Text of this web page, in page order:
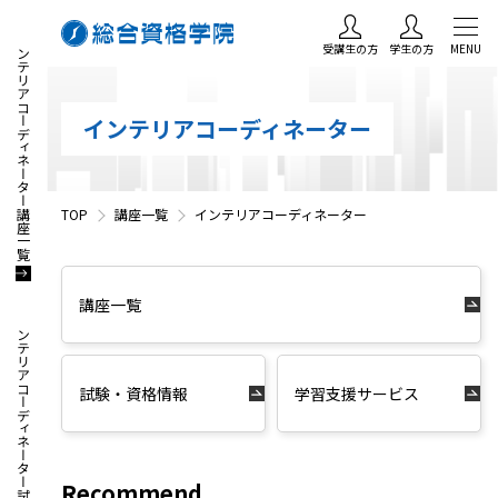
インテリアコーディネーター講座一覧 受講生の方 学生の方 MENU
インテリアコーディネーター
TOP 講座一覧 インテリアコーディネーター
講座一覧
試験・資格情報 学習支援サービス